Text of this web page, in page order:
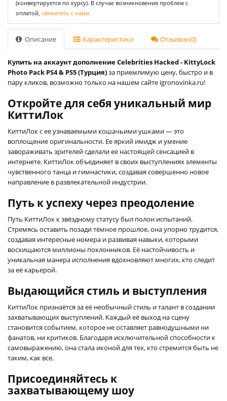
(конвертируется по курсу). В случае возникновения проблем с
оплатой, свяжитесь с нами.
Описание Характеристики Отзывов (0)
Купить на аккаунт дополнение Celebrities Hacked - KittyLock
Photo Pack PS4 & PS5 (Турция)за приемлимую цену, быстро и в
пару кликов, возможно только на нашем сайте igronovinka.ru!
Откройте для себя уникальный мир
КиттиЛок
КиттиЛок с ее узнаваемыми кошачьими ушками — это
воплощение оригинальности. Ее яркий имидж и умение
завораживать зрителей сделали ее настоящей сенсацией в
интернете. КиттиЛок объединяет в своих выступлениях элементы
чувственного танца и гимнастики, создавая совершенно новое
направление в развлекательной индустрии.
Путь к успеху через преодоление
Путь КиттиЛок к звёздному статусу был полон испытаний.
Стремясь оставить позади тёмное прошлое, она упорно трудится,
создавая интересные номера и развивая навыки, которыми
восхищаются миллионы поклонников. Её настойчивость и
уникальная манера исполнения вдохновляют многих, кто следит
за её карьерой.
Выдающийся стиль и выступления
КиттиЛок признаётся за её необычный стиль и талант в создании
захватывающих выступлений. Каждый её выход на сцену
становится событием, которое не оставляет равнодушными ни
фанатов, ни критиков. Благодаря исключительной способности к
самовыражению, она стала иконой для тех, кто стремится быть не
таким, как все.
Присоединяйтесь к
захватывающему шоу